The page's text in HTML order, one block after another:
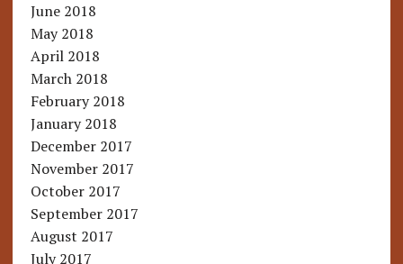
June 2018
May 2018
April 2018
March 2018
February 2018
January 2018
December 2017
November 2017
October 2017
September 2017
August 2017
July 2017